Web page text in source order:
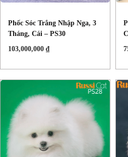
Phốc Sóc Trắng Nhập Nga, 3
Tháng, Cái – PS30
103,000,000 ₫